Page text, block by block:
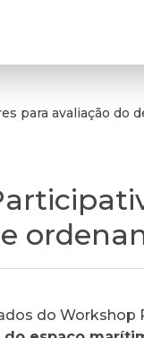
para avaliação
do Workshop